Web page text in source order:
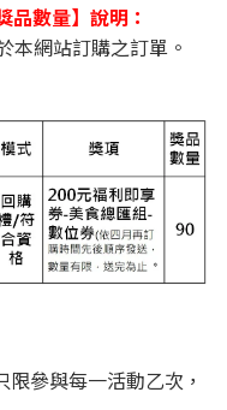
品數量】說明：
網站訂購之訂單。
參與每一活動乙次，